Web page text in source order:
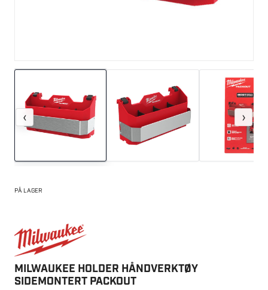
‹ ›
PÅ LAGER
MILWAUKEE HOLDER HÅNDVERKTØY
SIDEMONTERT PACKOUT